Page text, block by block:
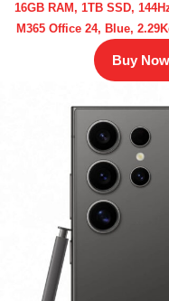
16GB RAM, 1TB SSD,
M365 Office 24, Blue,
Buy